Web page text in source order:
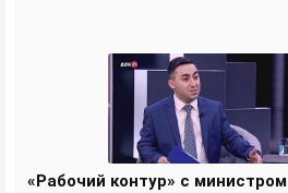
«Рабочий контур» с министром